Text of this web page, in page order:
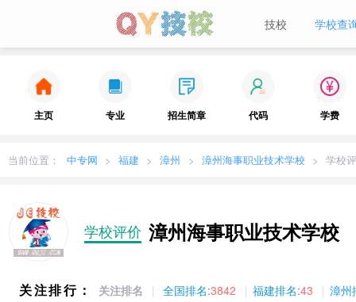
技校 学校查
主页 专业 招生简章 代码 学费
当前位置： 中专网 福建 漳州 漳州海事职业技术学校 学校
学校评价 漳州海事职业技术学校
关注排行： 关注排名 全国排名:3842 福建排名:43 漳州